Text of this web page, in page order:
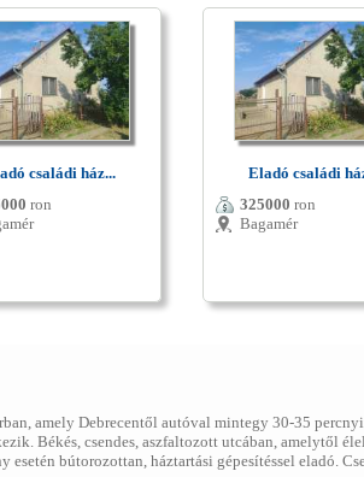
családi ház...
ron
Eladó családi
325000 ron
Bagamér
amely Debrecentől autóval mintegy 30-35
Békés, csendes, aszfaltozott utcában, amelytől
bútorozottan, háztartási gépesítéssel eladó.